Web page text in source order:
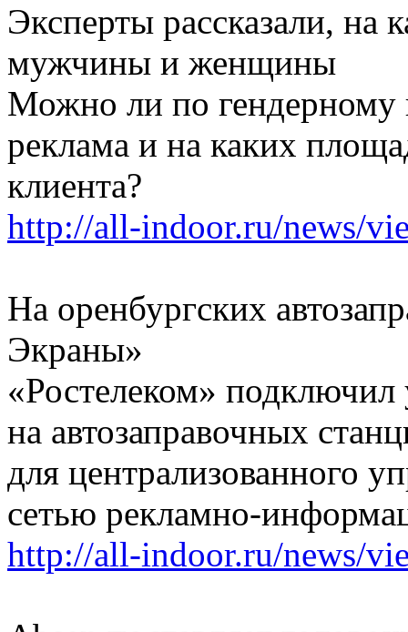
Эксперты рассказали,
мужчины и женщины
Можно ли по гендерному
реклама и на каких
клиента?
http://all-indoor.ru/news/
На оренбургских
Экраны»
«Ростелеком»
на автозаправочных
для централизованного
сетью рекламно-
http://all-indoor.ru/news/